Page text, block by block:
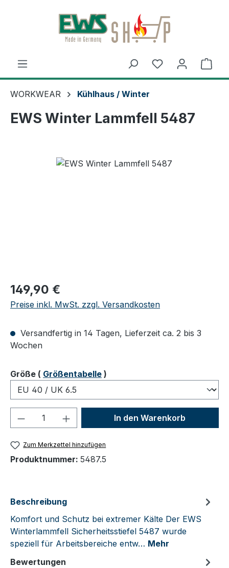
Zum Hauptinhalt springen
WORKWEAR Kühlhaus / Winter
EWS Winter Lammfell 5487
Regulärer Preis:
149,90 €
Preise inkl. MwSt. zzgl. Versandkosten
Versandfertig in 14 Tagen, Lieferzeit ca. 2 bis 3
Wochen
Größeauswählen
( Größentabelle )
Produkt Anzahl: Gib denIn den Warenkorb
Zum Merkzettel hinzufügen
Produktnummer: 5487.5
Beschreibung
Komfort und Schutz bei extremer Kälte Der EWS
Winterlammfell Sicherheitsstiefel 5487 wurde
speziell für Arbeitsbereiche entw… Mehr
Bewertungen